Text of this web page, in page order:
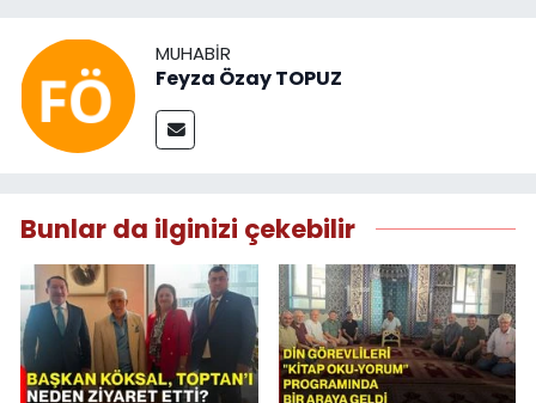
MUHABIR
Feyza Özay TOPUZ
Bunlar da ilginizi çekebilir